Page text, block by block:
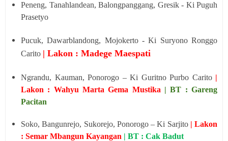
Peneng, Tanahlandean, Balongpanggang, Gresik - Ki Puguh
Prasetyo
Pucuk, Dawarblandong, Mojokerto - Ki Suryono Ronggo
Carito | Lakon : Madege Maespati
Ngrandu, Kauman, Ponorogo – Ki Guritno Purbo Carito |
Lakon : Wahyu Marta Gema Mustika | BT : Gareng
Pacitan
Soko, Bangunrejo, Sukorejo, Ponorogo – Ki Sarjito | Lakon
: Semar Mbangun Kayangan | BT : Cak Badut